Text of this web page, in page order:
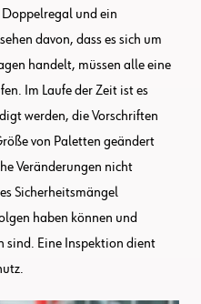
und ein
davon, dass es sich um
handelt, müssen alle eine
Im Laufe der Zeit ist es
werden, die Vorschriften
von Paletten geändert
Veränderungen nicht
Sicherheitsmängel
haben können und
sind. Eine Inspektion dient